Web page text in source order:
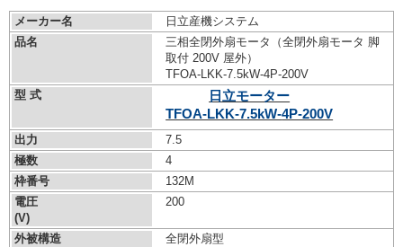
メーカー名
日立産機システム
品名
三相全閉外扇モータ（全閉外扇モータ 脚
取付 200V 屋外）
TFOA-LKK-7.5kW-4P-200V
型 式
日立モーター
TFOA-LKK-7.5kW-4P-200V
出力
7.5
極数
4
枠番号
132M
電圧
(V)
200
外被構造
全閉外扇型